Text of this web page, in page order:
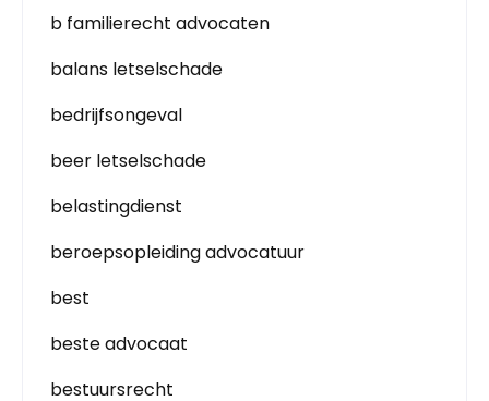
b familierecht advocaten
balans letselschade
bedrijfsongeval
beer letselschade
belastingdienst
beroepsopleiding advocatuur
best
beste advocaat
bestuursrecht